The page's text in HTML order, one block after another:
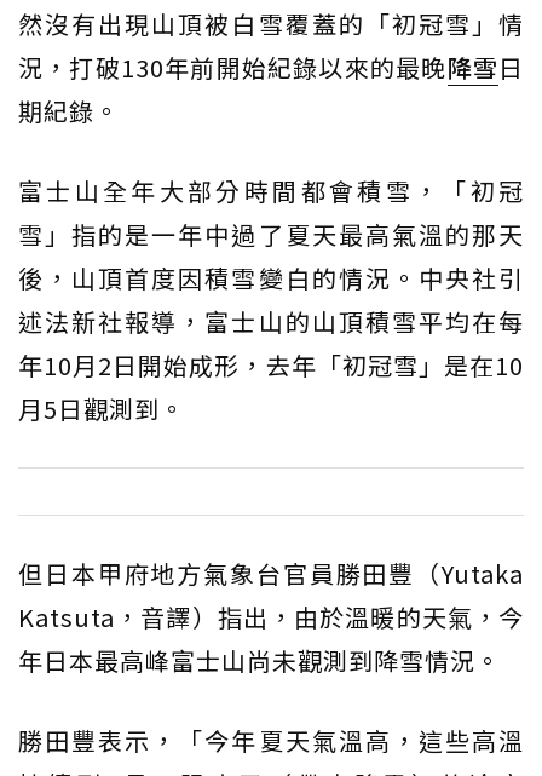
然沒有出現山頂被白雪覆蓋的「初冠雪」情
況，打破130年前開始紀錄以來的最晚降雪日
期紀錄。
富士山全年大部分時間都會積雪，「初冠
雪」指的是一年中過了夏天最高氣溫的那天
後，山頂首度因積雪變白的情況。中央社引
述法新社報導，富士山的山頂積雪平均在每
年10月2日開始成形，去年「初冠雪」是在10
月5日觀測到。
但日本甲府地方氣象台官員勝田豐（Yutaka
Katsuta，音譯）指出，由於溫暖的天氣，今
年日本最高峰富士山尚未觀測到降雪情況。
勝田豐表示，「今年夏天氣溫高，這些高溫